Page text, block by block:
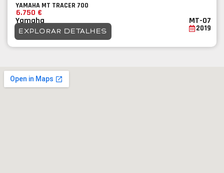
YAMAHA MT TRACER 700
6.750 €
Yamaha MT-07
2019
EXPLORAR DETALHES